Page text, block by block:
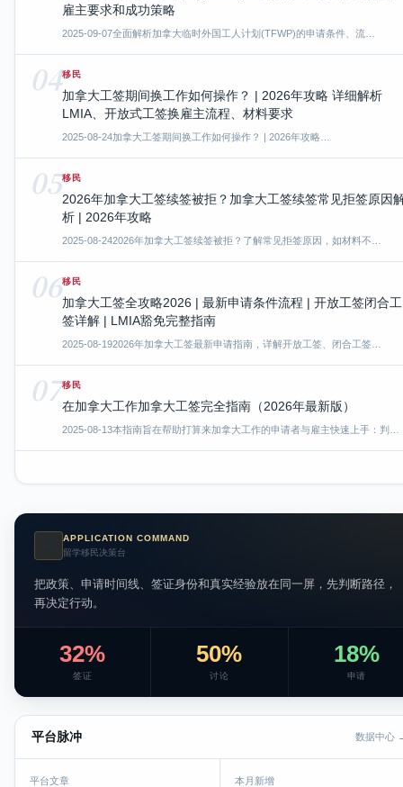
雇主要求和成功策略
2025-09-07全面解析加拿大临时外国工人计划(TFWP)的申请条件、流…
04移民
加拿大工签期间换工作如何操作？ | 2026年攻略 详细解析
LMIA、开放式工签换雇主流程、材料要求
2025-08-24加拿大工签期间换工作如何操作？ | 2026年攻略…
05移民
2026年加拿大工签续签被拒？加拿大工签续签常见拒签原因
析 | 2026年攻略
2025-08-242026年加拿大工签续签被拒？了解常见拒签原因，如材料不…
06移民
加拿大工签全攻略2026 | 最新申请条件流程 | 开放工签闭合工
签详解 | LMIA豁免完整指南
2025-08-192026年加拿大工签最新申请指南，详解开放工签、闭合工签…
07移民
在加拿大工作加拿大工签完全指南（2026年最新版）
2025-08-13本指南旨在帮助打算来加拿大工作的申请者与雇主快速上手：判…
APPLICATION COMMAND
留学移民决策台
把政策、申请时间线、签证身份和真实经验放在同一屏，先判断路径，
再决定行动。
32%
签证
50%
讨论
18%
申请
平台脉冲 数据中心
平台文章 本月新增